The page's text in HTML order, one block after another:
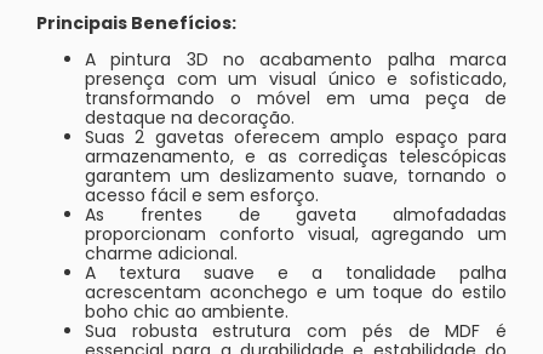
Principais Benefícios:
A pintura 3D no acabamento palha marca
presença com um visual único e sofisticado,
transformando o móvel em uma peça de
destaque na decoração.
Suas 2 gavetas oferecem amplo espaço para
armazenamento, e as corrediças telescópicas
garantem um deslizamento suave, tornando o
acesso fácil e sem esforço.
As frentes de gaveta almofadadas
proporcionam conforto visual, agregando um
charme adicional.
A textura suave e a tonalidade palha
acrescentam aconchego e um toque do estilo
boho chic ao ambiente.
Sua robusta estrutura com pés de MDF é